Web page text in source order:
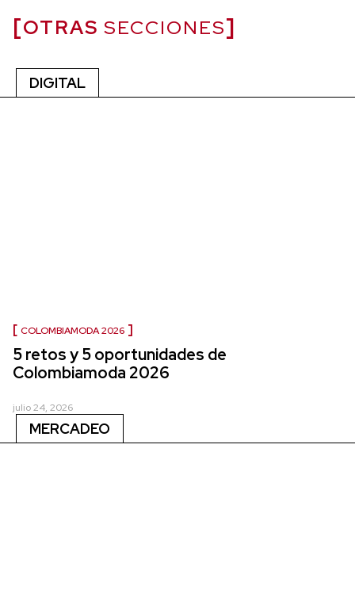
OTRAS SECCIONES
DIGITAL
COLOMBIAMODA 2026
5 retos y 5 oportunidades de
Colombiamoda 2026
julio 24, 2026
MERCADEO